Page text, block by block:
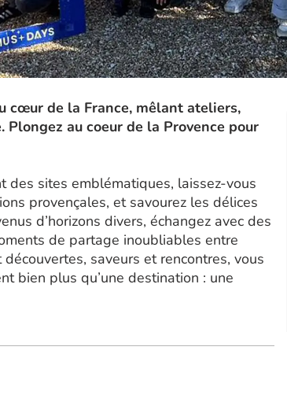
cœur de la France, mêlant ateliers,
au coeur de la Provence pour
des sites emblématiques, laissez-vous
provençales, et savourez les délices
d’horizons divers, échangez avec des
de partage inoubliables entre
saveurs et rencontres, vous
bien plus qu’une destination : une